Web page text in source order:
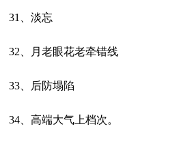
31、淡忘ゝ
32、月老眼花老牵错线ゞ
33、后防塌陷
34、高端大气上档次。